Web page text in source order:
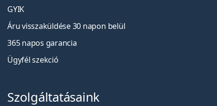
GYIK
Áru visszaküldése 30 napon belül
365 napos garancia
Ügyfél szekció
Szolgáltatásaink